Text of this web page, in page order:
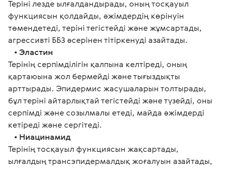
Теріні лезде ылғалдандырады, оның тосқауыл
функциясын қолдайды, әжімдердің көрінуін
төмендетеді, теріні тегістейді және жұмсартады,
агрессивті ББЗ әсерінен тітіркенуді азайтады.
• Эластин
Терінің серпімділігін қалпына келтіреді, оның
қартаюына жол бермейді және тығыздықты
арттырады. Эпидермис жасушаларын толтырады,
бұл теріні айтарлықтай тегістейді және түзейді, оны
серпімді және созылмалы етеді, майда әжімдерді
кетіреді және сергітеді.
• Ниацинамид
Терінің тосқауыл функциясын жақсартады,
ылғалдың трансэпидермалдық жоғалуын азайтады,